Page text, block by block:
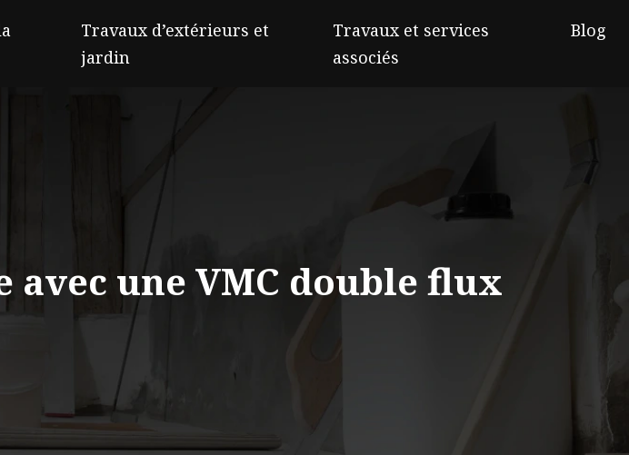
Travaux d’extérieurs et
jardin
Travaux et services
associés
Blog
une VMC double flux